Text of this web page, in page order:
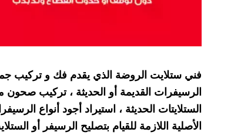
فني ستلايت الروضة الذي يقدم فك و تركيب
الرسيفرات القديمة أو الحديثة ، تركيب صحون
الستلايتات الحديثة ، استيراد أجود أنواع
الأصلية اللازمة للقيام بتصليح الرسيفر أو